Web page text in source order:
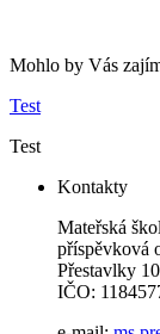
Mohlo by Vás
Test
Test
Kontakty
Mateřská
příspěvková
Přestavlky
IČO: